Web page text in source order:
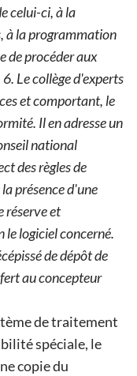
celui-ci, à la
à la programmation
de procéder aux
6. Le collège d'experts
et comportant, le
Il en adresse un
national
des règles de
présence d'une
réserve et
logiciel concerné.
de dépôt de
au concepteur
de traitement
spéciale, le
copie du